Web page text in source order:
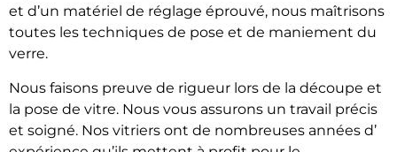
et d’un matériel de réglage éprouvé, nous maîtrisons
toutes les techniques de pose et de maniement du
verre.
Nous faisons preuve de rigueur lors de la découpe et
la pose de vitre. Nous vous assurons un travail précis
et soigné. Nos vitriers ont de nombreuses années d’